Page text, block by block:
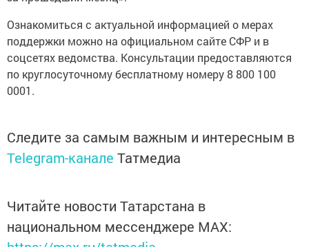
Ознакомиться с актуальной информацией о мерах
поддержки можно на официальном сайте СФР и в
соцсетях ведомства. Консультации предоставляются
по круглосуточному бесплатному номеру 8 800 100
0001.
Следите за самым важным и интересным в
Telegram-канале Татмедиа
Читайте новости Татарстана в
национальном мессенджере MАХ: